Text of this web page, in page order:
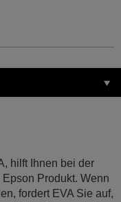
hilft Ihnen bei der
Epson Produkt. Wenn
fordert EVA Sie auf,